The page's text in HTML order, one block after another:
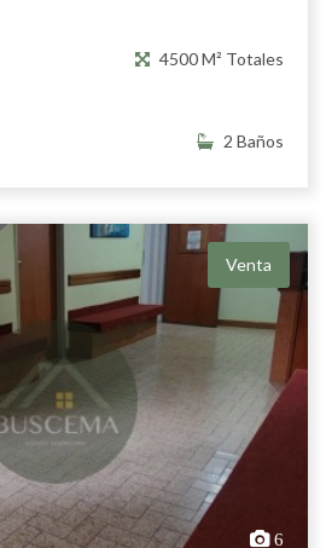
4500 M² Totales
2 Baños
Venta
6